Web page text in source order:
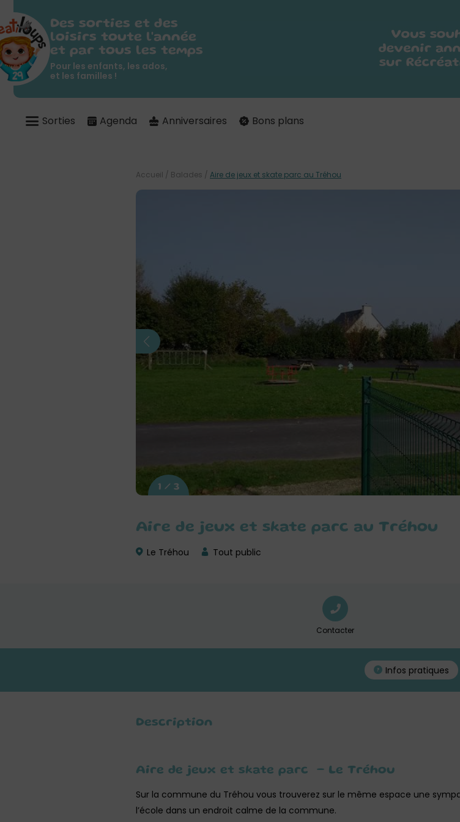
Des sorties et des
loisirs toute l'année
et par tous les temps
Pour les enfants, les ados,
et les familles !
Sorties Agenda Anniversaires Bons plans
Aire de jeux et skate parc au Tréhou
Le Tréhou Tout public
1 / 3
Accueil / Balades / Aire de jeux et skate parc au Tréhou
Contacter
Infos pratiques
Description
Aire de jeux et skate parc – Le Tréhou
Sur la commune du Tréhou vous trouverez sur le même espace une
l’école dans un endroit calme de la commune.